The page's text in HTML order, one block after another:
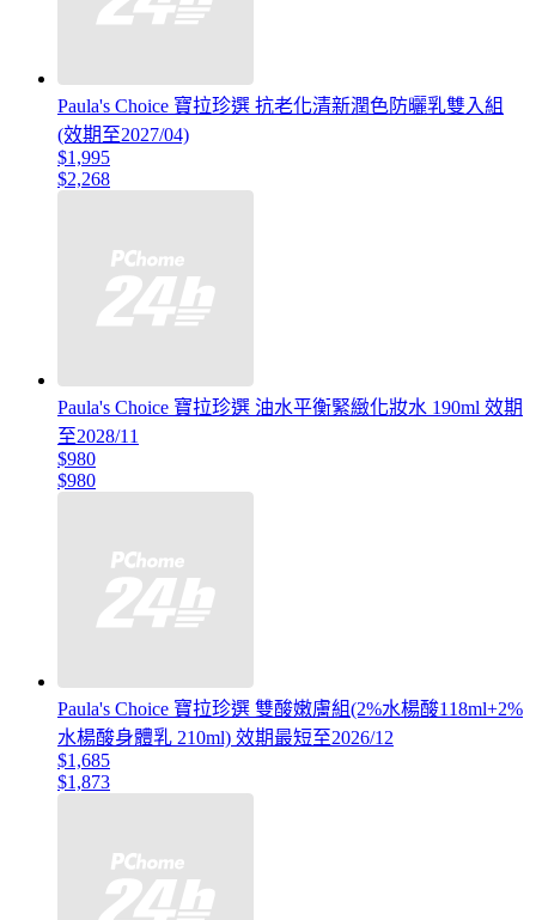
Paula's Choice 寶拉珍選 抗老化清新潤色防曬乳雙入組
(效期至2027/04)
$1,995
$2,268
Paula's Choice 寶拉珍選 油水平衡緊緻化妝水 190ml 效期
至2028/11
$980
$980
Paula's Choice 寶拉珍選 雙酸嫩膚組(2%水楊酸118ml+2%
水楊酸身體乳 210ml) 效期最短至2026/12
$1,685
$1,873